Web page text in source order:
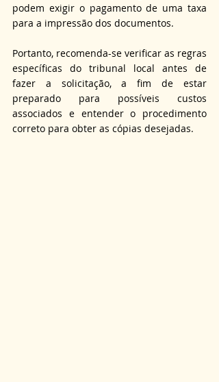
podem exigir o pagamento de uma taxa
para a impressão dos documentos.
Portanto, recomenda-se verificar as regras
específicas do tribunal local antes de
fazer a solicitação, a fim de estar
preparado para possíveis custos
associados e entender o procedimento
correto para obter as cópias desejadas.